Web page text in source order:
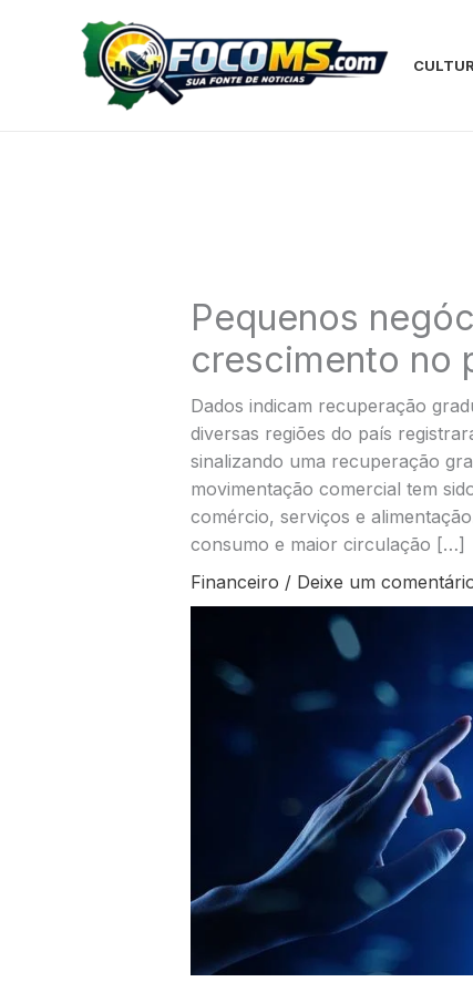
Pequenos
crescimento no
Dados indicam recuperação
diversas regiões do país
sinalizando uma recuperação
movimentação comercial tem
comércio, serviços e
consumo e maior circulação […]
Financeiro / Deixe um